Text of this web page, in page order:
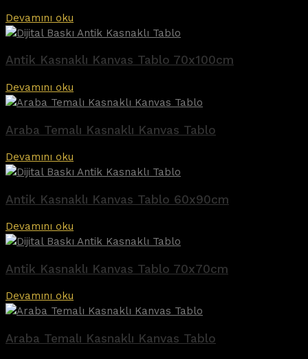
Devamını oku
Antik Kasnaklı Kanvas Tablo 70x100cm
Devamını oku
Araba Temalı Kasnaklı Kanvas Tablo
Devamını oku
Antik Kasnaklı Kanvas Tablo 60x90cm
Devamını oku
Antik Kasnaklı Kanvas Tablo 70x70cm
Devamını oku
Araba Temalı Kasnaklı Kanvas Tablo